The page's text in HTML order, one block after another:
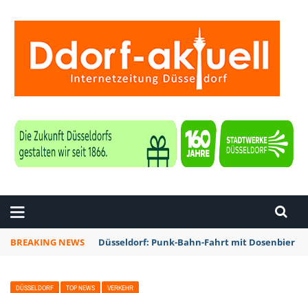
BREAKING NEWS Düsseldorf: Punk-Bahn-Fahrt mit Dosenbier
DÜSSELDORF TOP NEWS VERKEHR